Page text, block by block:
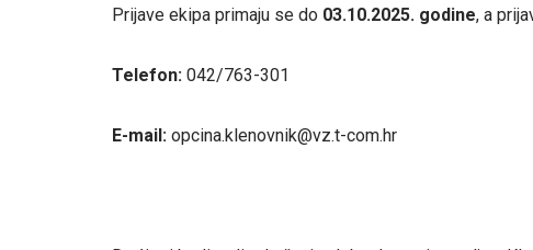
Prijave ekipa primaju se do 03.10.2025. godine, a
Telefon: 042/763-301
E-mail: opcina.klenovnik@vz.t-com.hr